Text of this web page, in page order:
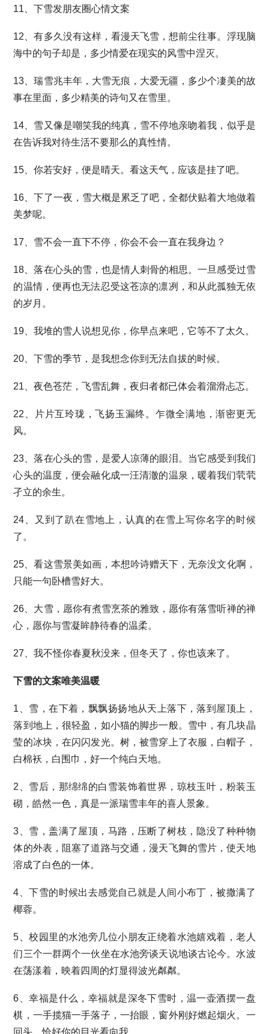
11、下雪发朋友圈心情文案
12、有多久没有这样，看漫天飞雪，想前尘往事。浮现脑
海中的句子却是，多少情爱在现实的风雪中涅灭。
13、瑞雪兆丰年，大雪无痕，大爱无疆，多少个凄美的故
事在里面，多少精美的诗句又在雪里。
14、雪又像是嘲笑我的纯真，雪不停地亲吻着我，似乎是
在告诉我对待生活不要那么的真性情。
15、你若安好，便是晴天。看这天气，应该是挂了吧。
16、下了一夜，雪大概是累乏了吧，全都伏贴着大地做着
美梦呢。
17、雪不会一直下不停，你会不会一直在我身边？
18、落在心头的雪，也是情人刺骨的相思。一旦感受过雪
的温情，便再也无法忍受这苍凉的凛冽，和从此孤独无依
的岁月。
19、我堆的雪人说想见你，你早点来吧，它等不了太久。
20、下雪的季节，是我想念你到无法自拔的时候。
21、夜色苍茫，飞雪乱舞，夜归者都已体会着溜滑忐忑。
22、片片互玲珑，飞扬玉漏终。乍微全满地，渐密更无
风。
23、落在心头的雪，是爱人凉薄的眼泪。当它感受到我们
心头的温度，便会融化成一汪清澈的温泉，暖着我们茕茕
孑立的余生。
24、又到了趴在雪地上，认真的在雪上写你名字的时候
了。
25、看这雪景美如画，本想吟诗赠天下，无奈没文化啊，
只能一句卧槽雪好大。
26、大雪，愿你有煮雪烹茶的雅致，愿你有落雪听禅的禅
心，愿你与雪凝眸静待春的温柔。
27、我不怪你春夏秋没来，但冬天了，你也该来了。
下雪的文案唯美温暖
1、雪，在下着，飘飘扬扬地从天上落下，落到屋顶上，
落到地上，很轻盈，如小猫的脚步一般。雪中，有几块晶
莹的冰块，在闪闪发光。树，被雪穿上了衣服，白帽子，
白棉袄，白围巾，好一个纯白天地。
2、雪后，那绵绵的白雪装饰着世界，琼枝玉叶，粉装玉
砌，皓然一色，真是一派瑞雪丰年的喜人景象。
3、雪，盖满了屋顶，马路，压断了树枝，隐没了种种物
体的外表，阻塞了道路与交通，漫天飞舞的雪片，使天地
溶成了白色的一体。
4、下雪的时候出去感觉自己就是人间小布丁，被撒满了
椰蓉。
5、校园里的水池旁几位小朋友正绕着水池嬉戏着，老人
们三个一群两个一伙坐在水池旁谈天说地谈古论今。水波
在荡漾着，映着四周的灯显得波光粼粼。
6、幸福是什么，幸福就是深冬下雪时，温一壶酒摆一盘
棋，一手揽猫一手落子，一抬眼，窗外刚好燃起烟火。一
回头，恰好你的目光看向我。